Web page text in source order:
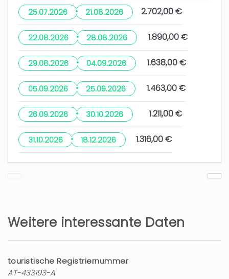
25.07.2026 · 21.08.2026 2.702,00 €
22.08.2026 · 28.08.2026 1.890,00 €
29.08.2026 · 04.09.2026 1.638,00 €
05.09.2026 · 25.09.2026 1.463,00 €
26.09.2026 · 30.10.2026 1.211,00 €
31.10.2026 · 18.12.2026 1.316,00 €
Weitere interessante Daten
touristische Registriernummer
AT-433193-A